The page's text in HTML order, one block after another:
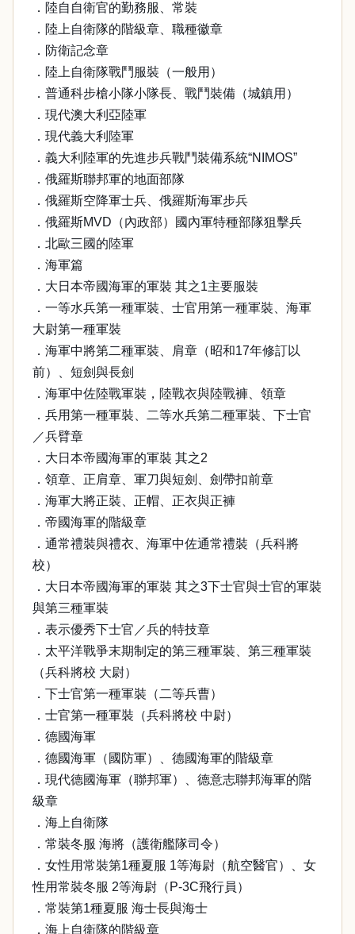
．陸自自衛官的勤務服、常裝
．陸上自衛隊的階級章、職種徽章
．防衛記念章
．陸上自衛隊戰鬥服裝（一般用）
．普通科步槍小隊小隊長、戰鬥裝備（城鎮用）
．現代澳大利亞陸軍
．現代義大利陸軍
．義大利陸軍的先進步兵戰鬥裝備系統“NIMOS”
．俄羅斯聯邦軍的地面部隊
．俄羅斯空降軍士兵、俄羅斯海軍步兵
．俄羅斯MVD（內政部）國內軍特種部隊狙擊兵
．北歐三國的陸軍
．海軍篇
．大日本帝國海軍的軍裝 其之1主要服裝
．一等水兵第一種軍裝、士官用第一種軍裝、海軍
大尉第一種軍裝
．海軍中將第二種軍裝、肩章（昭和17年修訂以
前）、短劍與長劍
．海軍中佐陸戰軍裝，陸戰衣與陸戰褲、領章
．兵用第一種軍裝、二等水兵第二種軍裝、下士官
／兵臂章
．大日本帝國海軍的軍裝 其之2
．領章、正肩章、軍刀與短劍、劍帶扣前章
．海軍大將正裝、正帽、正衣與正褲
．帝國海軍的階級章
．通常禮裝與禮衣、海軍中佐通常禮裝（兵科將
校）
．大日本帝國海軍的軍裝 其之3下士官與士官的軍裝
與第三種軍裝
．表示優秀下士官／兵的特技章
．太平洋戰爭末期制定的第三種軍裝、第三種軍裝
（兵科將校 大尉）
．下士官第一種軍裝（二等兵曹）
．士官第一種軍裝（兵科將校 中尉）
．德國海軍
．德國海軍（國防軍）、德國海軍的階級章
．現代德國海軍（聯邦軍）、德意志聯邦海軍的階
級章
．海上自衛隊
．常裝冬服 海將（護衛艦隊司令）
．女性用常裝第1種夏服 1等海尉（航空醫官）、女
性用常裝冬服 2等海尉（P-3C飛行員）
．常裝第1種夏服 海士長與海士
．海上自衛隊的階級章